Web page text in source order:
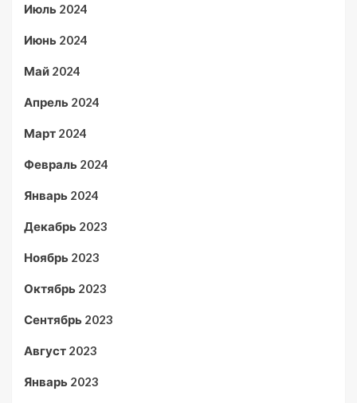
Июль 2024
Июнь 2024
Май 2024
Апрель 2024
Март 2024
Февраль 2024
Январь 2024
Декабрь 2023
Ноябрь 2023
Октябрь 2023
Сентябрь 2023
Август 2023
Январь 2023